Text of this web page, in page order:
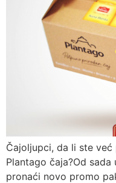
Čajoljupci, da li ste
Plantago čaja?Od
pronaći novo promo